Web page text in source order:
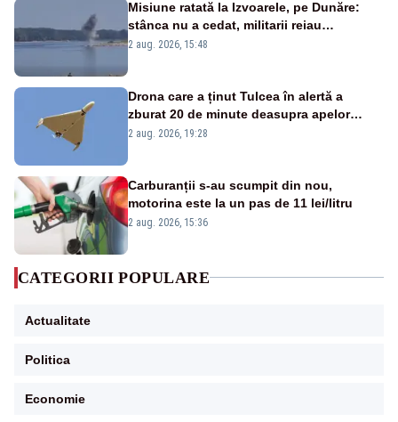
Misiune ratată la Izvoarele, pe Dunăre:
stânca nu a cedat, militarii reiau
detonările luni – VIDEO
2 aug. 2026, 15:48
Drona care a ținut Tulcea în alertă a
zburat 20 de minute deasupra apelor
României. Au fost ridicate două F-16
2 aug. 2026, 19:28
Carburanții s-au scumpit din nou,
motorina este la un pas de 11 lei/litru
2 aug. 2026, 15:36
CATEGORII POPULARE
Actualitate
Politica
Economie